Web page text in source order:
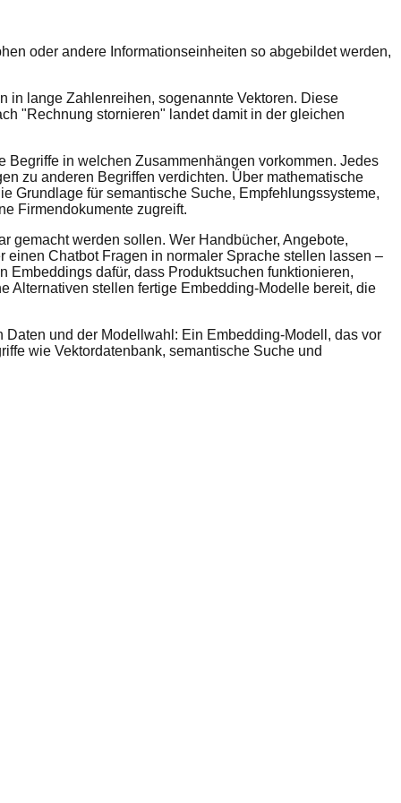
oder andere Informationseinheiten so abgebildet werden,
in lange Zahlenreihen, sogenannte Vektoren. Diese
"Rechnung stornieren" landet damit in der gleichen
in welchen Zusammenhängen vorkommen. Jedes
zu anderen Begriffen verdichten. Über mathematische
Grundlage für semantische Suche, Empfehlungssysteme,
Firmendokumente zugreift.
gemacht werden sollen. Wer Handbücher, Angebote,
Chatbot Fragen in normaler Sprache stellen lassen –
Embeddings dafür, dass Produktsuchen funktionieren,
Alternativen stellen fertige Embedding-Modelle bereit, die
und der Modellwahl: Ein Embedding-Modell, das vor
wie Vektordatenbank, semantische Suche und